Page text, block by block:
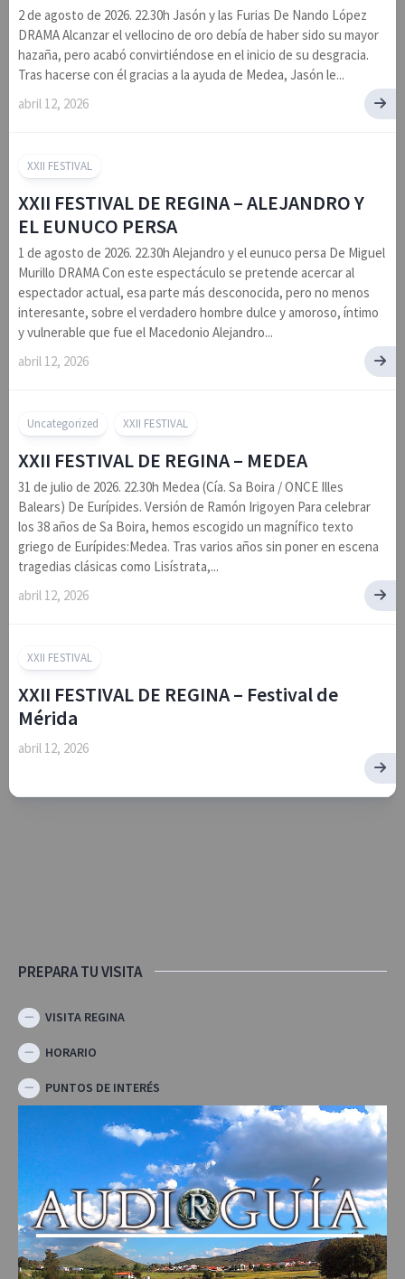
2 de agosto de 2026. 22.30h Jasón y las Furias De Nando López
DRAMA Alcanzar el vellocino de oro debía de haber sido su mayor
hazaña, pero acabó convirtiéndose en el inicio de su desgracia.
Tras hacerse con él gracias a la ayuda de Medea, Jasón le...
abril 12, 2026
XXII FESTIVAL
XXII FESTIVAL DE REGINA – ALEJANDRO Y
EL EUNUCO PERSA
1 de agosto de 2026. 22.30h Alejandro y el eunuco persa De Miguel
Murillo DRAMA Con este espectáculo se pretende acercar al
espectador actual, esa parte más desconocida, pero no menos
interesante, sobre el verdadero hombre dulce y amoroso, íntimo
y vulnerable que fue el Macedonio Alejandro...
abril 12, 2026
Uncategorized XXII FESTIVAL
XXII FESTIVAL DE REGINA – MEDEA
31 de julio de 2026. 22.30h Medea (Cía. Sa Boira / ONCE Illes
Balears) De Eurípides. Versión de Ramón Irigoyen Para celebrar
los 38 años de Sa Boira, hemos escogido un magnífico texto
griego de Eurípides:Medea. Tras varios años sin poner en escena
tragedias clásicas como Lisístrata,...
abril 12, 2026
XXII FESTIVAL
XXII FESTIVAL DE REGINA – Festival de
Mérida
abril 12, 2026
PREPARA TU VISITA
VISITA REGINA
HORARIO
PUNTOS DE INTERÉS